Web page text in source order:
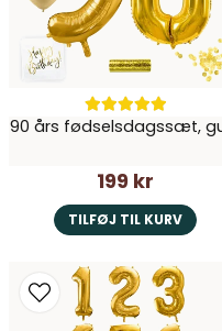
90 års fødselsdagssæt,
199 kr
TILFØJ TIL KURV